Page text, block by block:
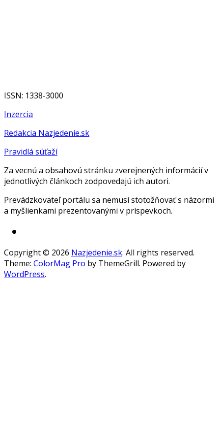
ISSN: 1338-3000
Inzercia
Redakcia Nazjedenie.sk
Pravidlá súťaží
Za vecnú a obsahovú stránku zverejnených informácií v
jednotlivých článkoch zodpovedajú ich autori.
Prevádzkovateľ portálu sa nemusí stotožňovať s názormi
a myšlienkami prezentovanými v príspevkoch.
Copyright © 2026 Nazjedenie.sk. All rights reserved.
Theme: ColorMag Pro by ThemeGrill. Powered by
WordPress.